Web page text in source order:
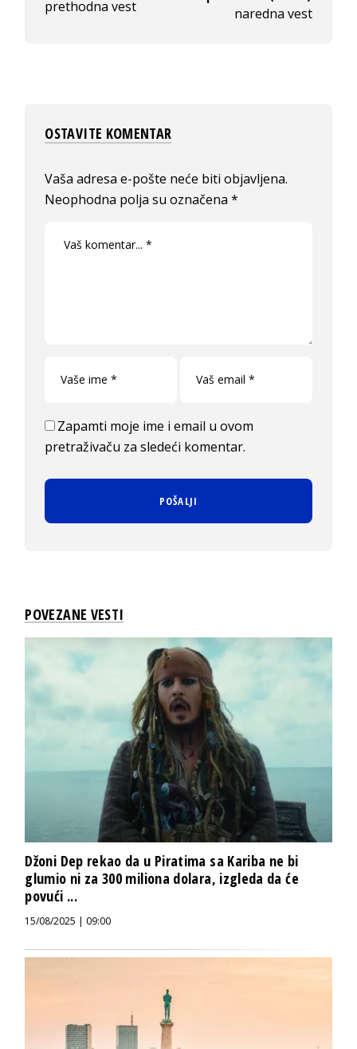
prethodna vest
naredna vest
OSTAVITE KOMENTAR
Vaša adresa e-pošte neće biti objavljena.
Neophodna polja su označena*
Zapamti moje ime i email u ovom
pretraživaču za sledeći komentar.
POVEZANE VESTI
Džoni Dep rekao da u Piratima sa Kariba ne bi
glumio ni za 300 miliona dolara, izgleda da će
povući ...
15/08/2025 | 09:00